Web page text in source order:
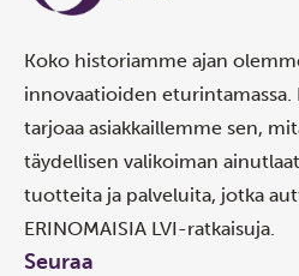
Koko historiamme ajan
innovaatioiden
tarjoaa asiakkaillemme sen,
täydellisen valikoiman
tuotteita ja palveluita, jotka
ERINOMAISIA LVI-ratkaisuja.
Seuraa